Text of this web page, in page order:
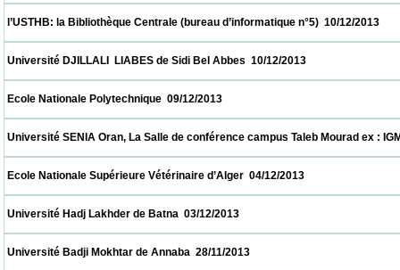
l’USTHB: la Bibliothèque Centrale (bureau d’informatique n°5)
Université DJILLALI  LIABES de Sidi Bel Abbes  10/12/2013
Ecole Nationale Polytechnique  09/12/2013
Université SENIA Oran, La Salle de conférence campus Taleb
Ecole Nationale Supérieure Vétérinaire d’Alger  04/12/2013
Université Hadj Lakhder de Batna  03/12/2013
Université Badji Mokhtar de Annaba  28/11/2013